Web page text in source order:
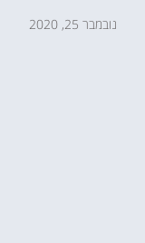
נובמבר 25, 2020